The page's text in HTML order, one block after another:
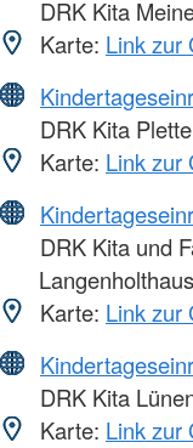
DRK Kita
Karte: Link zur
DRK Kita
Karte: Link zur
DRK Kita und
Karte: Link zur
DRK Kita
Karte: Link zur